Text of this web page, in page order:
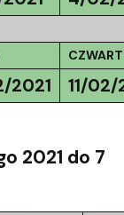
2021 11/02/
2021 do 7